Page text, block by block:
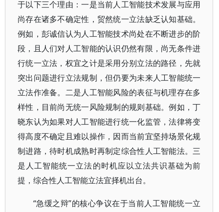
于以下三个理由：一是当前人工智能技术发展与应用
尚存在诸多不确定性，贸然统一立法缺乏认知基础。
例如，彭诚信认为人工智能技术尚处在不断进步的阶
段，且人们对人工智能的认识仍然有限，尚无条件进
行统一立法，权宜之计是采用分别立法的路径，先就
突出问题进行立法规制，但仍要为未来人工智能统一
立法作准备。二是人工智能风险的表征与机理存在多
样性，目前尚无统一风险规制的规则基础。例如，丁
晓东认为如果对人工智能进行统一化监管，法律将变
得高度不确定且难以操作，因而当前宜坚持场景化规
制进路，待时机成熟时再制定综合性人工智能法。三
是人工智能统一立法的时机应以立法共识基础为前
提，综合性人工智能立法宜择机出台。
“急缓之辩”的核心争议在于当前人工智能统一立